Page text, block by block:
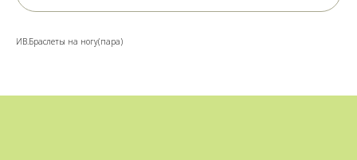
ИВ.Браслеты на ногу(пара)